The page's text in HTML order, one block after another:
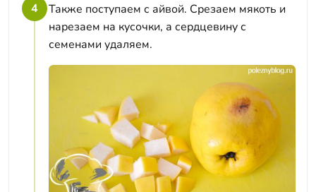
4
Также поступаем с айвой. Срезаем мякоть и
нарезаем на кусочки, а сердцевину с
семенами удаляем.